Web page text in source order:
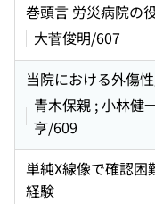
巻頭言 労災病院の
大菅俊明/607
当院における外傷
青木保親 ; 小林健
亨/609
単純X線像で確認
経験